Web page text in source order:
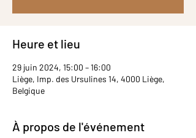
Heure et lieu
29 juin 2024, 15:00 – 16:00
Liège, Imp. des Ursulines 14, 4000 Liège,
Belgique
À propos de l'événement